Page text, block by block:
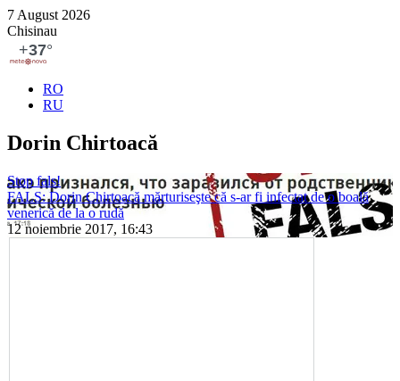
7 August 2026
Chisinau
RO
RU
Dorin Chirtoacă
Stop fals!
FALS: Dorin Chirtoacă mărturiseşte că s-ar fi infectat de o boală
venerică de la o rudă
12 noiembrie 2017, 16:43